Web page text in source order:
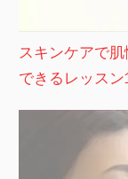
スキンケアで
できるレッス